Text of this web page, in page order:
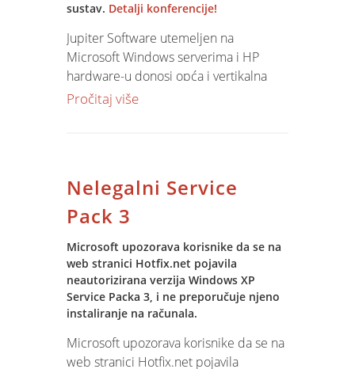
sustav. Detalji konferencije!
Jupiter Software utemeljen na
Microsoft Windows serverima i HP
hardware-u donosi opća i vertikalna
rješenja za široki spektar poslovnih
poduzeća.Detalji konferencije!
Pročitaj više
Nelegalni Service
Pack 3
Microsoft upozorava korisnike da se na
web stranici Hotfix.net pojavila
neautorizirana verzija Windows XP
Service Packa 3, i ne preporučuje njeno
instaliranje na računala.
Microsoft upozorava korisnike da se na
web stranici Hotfix.net pojavila